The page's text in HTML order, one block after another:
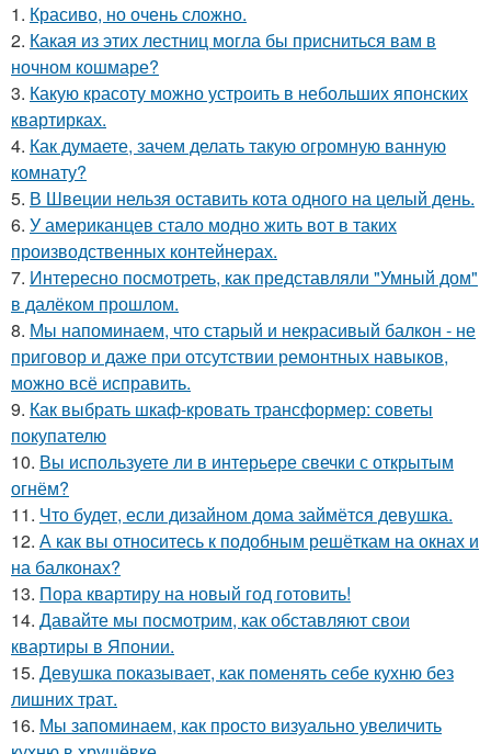
1. Красиво, но очень сложно.
2. Какая из этих лестниц могла бы присниться вам в
ночном кошмаре?
3. Какую красоту можно устроить в небольших японских
квартирках.
4. Как думаете, зачем делать такую огромную ванную
комнату?
5. В Швеции нельзя оставить кота одного на целый день.
6. У американцев стало модно жить вот в таких
производственных контейнерах.
7. Интересно посмотреть, как представляли "Умный дом"
в далёком прошлом.
8. Мы напоминаем, что старый и некрасивый балкон - не
приговор и даже при отсутствии ремонтных навыков,
можно всё исправить.
9. Как выбрать шкаф-кровать трансформер: советы
покупателю
10. Вы используете ли в интерьере свечки с открытым
огнём?
11. Что будет, если дизайном дома займётся девушка.
12. А как вы относитесь к подобным решёткам на окнах и
на балконах?
13. Пора квартиру на новый год готовить!
14. Давайте мы посмотрим, как обставляют свои
квартиры в Японии.
15. Девушка показывает, как поменять себе кухню без
лишних трат.
16. Мы запоминаем, как просто визуально увеличить